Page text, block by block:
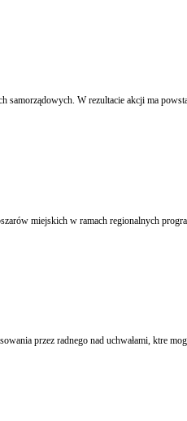
W rezultacie akcji ma
miejskich w ramach regionalnych
przez radnego nad uchwałami, ktre